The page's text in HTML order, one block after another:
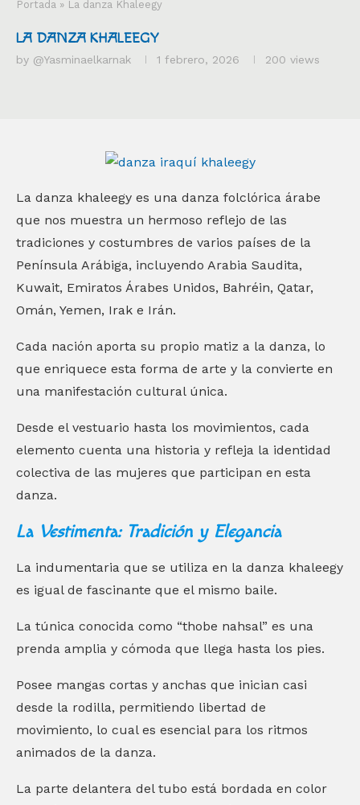
Portada » La danza Khaleegy
LA DANZA KHALEEGY
by @yasminaelkarnak 1 febrero, 2026 200 views
La danza khaleegy es una danza folclórica árabe
que nos muestra un hermoso reflejo de las
tradiciones y costumbres de varios países de la
Península Arábiga, incluyendo Arabia Saudita,
Kuwait, Emiratos Árabes Unidos, Bahréin, Qatar,
Omán, Yemen, Irak e Irán.
Cada nación aporta su propio matiz a la danza, lo
que enriquece esta forma de arte y la convierte en
una manifestación cultural única.
Desde el vestuario hasta los movimientos, cada
elemento cuenta una historia y refleja la identidad
colectiva de las mujeres que participan en esta
danza.
La Vestimenta: Tradición y Elegancia
La indumentaria que se utiliza en la danza khaleegy
es igual de fascinante que el mismo baile.
La túnica conocida como “thobe nahsal” es una
prenda amplia y cómoda que llega hasta los pies.
Posee mangas cortas y anchas que inician casi
desde la rodilla, permitiendo libertad de
movimiento, lo cual es esencial para los ritmos
animados de la danza.
La parte delantera del tubo está bordada en color